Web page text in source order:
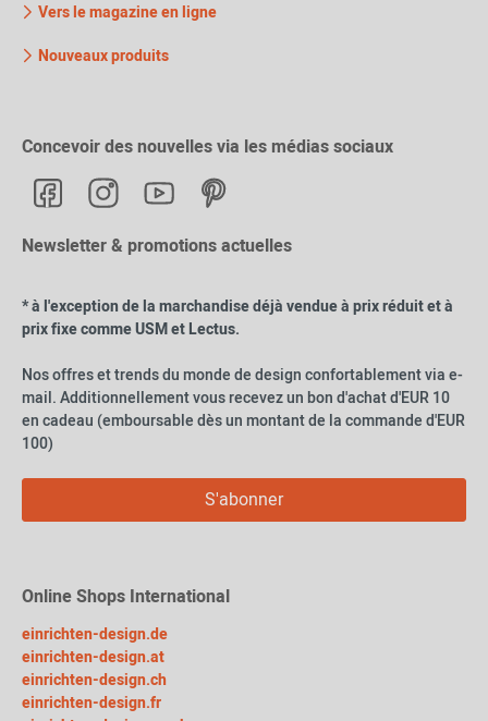
Vers le magazine en ligne
Nouveaux produits
Concevoir des nouvelles via les médias sociaux
Newsletter & promotions actuelles
* à l'exception de la marchandise déjà vendue à prix réduit et à
prix fixe comme USM et Lectus.
Nos offres et trends du monde de design confortablement via e-
mail. Additionnellement vous recevez un bon d'achat d'EUR 10
en cadeau (emboursable dès un montant de la commande d'EUR
100)
S'abonner
Online Shops International
einrichten-design.de
einrichten-design.at
einrichten-design.ch
einrichten-design.fr